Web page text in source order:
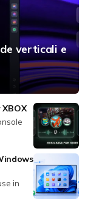
verticali e
in